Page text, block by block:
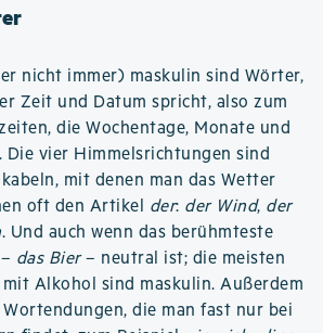
nicht immer) maskulin sind Wörter,
Zeit und Datum spricht, also zum
die Wochentage, Monate und
Die vier Himmelsrichtungen sind
mit denen man das Wetter
oft den Artikel der: der Wind, der
. Und auch wenn das berühmteste
das Bier– neutral ist; die meisten
Alkohol sind maskulin. Außerdem
die man fast nur bei